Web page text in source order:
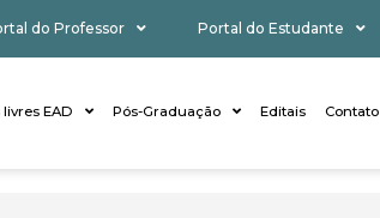
do Professor Portal do Estudante
livres EAD Pós-Graduação Editais Contato